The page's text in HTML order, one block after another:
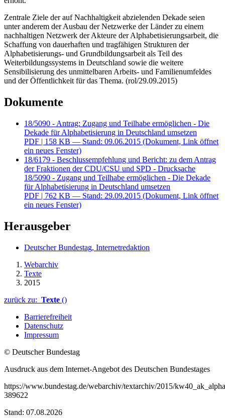
Zentrale Ziele der auf Nachhaltigkeit abzielenden Dekade seien
unter anderem der Ausbau der Netzwerke der Länder zu einem
nachhaltigen Netzwerk der Akteure der Alphabetisierungsarbeit, die
Schaffung von dauerhaften und tragfähigen Strukturen der
Alphabetisierungs- und Grundbildungsarbeit als Teil des
Weiterbildungssystems in Deutschland sowie die weitere
Sensibilisierung des unmittelbaren Arbeits- und Familienumfeldes
und der Öffentlichkeit für das Thema. (rol/29.09.2015)
Dokumente
18/5090 - Antrag: Zugang und Teilhabe ermöglichen - Die
Dekade für Alphabetisierung in Deutschland umsetzen
PDF | 158 KB — Stand: 09.06.2015 (Dokument, Link öffnet
ein neues Fenster)
18/6179 - Beschlussempfehlung und Bericht: zu dem Antrag
der Fraktionen der CDU/CSU und SPD - Drucksache
18/5090 - Zugang und Teilhabe ermöglichen - Die Dekade
für Alphabetisierung in Deutschland umsetzen
PDF | 762 KB — Stand: 29.09.2015 (Dokument, Link öffnet
ein neues Fenster)
Herausgeber
Deutscher Bundestag, Internetredaktion
Webarchiv
Texte
2015
zurück zu: Texte ()
Barrierefreiheit
Datenschutz
Impressum
© Deutscher Bundestag
Ausdruck aus dem Internet-Angebot des Deutschen Bundestages
https://www.bundestag.de/webarchiv/textarchiv/2015/
389622
Stand: 07.08.2026